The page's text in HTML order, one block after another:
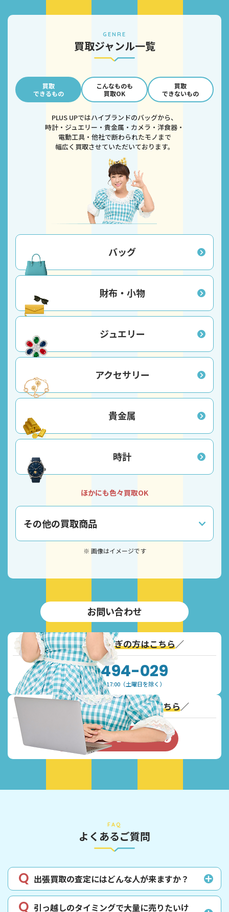
GENRE
買取ジャンル一覧
買取
できるもの
こんなものも
買取OK
買取
できないもの
PLUS UPではハイブランドのバッグから、
時計・ジュエリー・貴金属・カメラ・洋食器・
電動工具・他社で断わられたモノまで
幅広く買取させていただいております。
バッグ
財布・小物
ジュエリー
アクセサリー
貴金属
時計
ほかにも色々買取OK
その他の買取商品
※ 画像はイメージです
お問い合わせ
＼通話無料！お急ぎの方はこちら／
0120-494-029
受付時間：9:30~17:00（土曜日を除く）
Webからのお問い合わせはこちら／
お問い合わせフォーム
FAQ
よくあるご質問
出張買取の査定にはどんな人が来ますか？
引っ越しのタイミングで大量に売りたいけ